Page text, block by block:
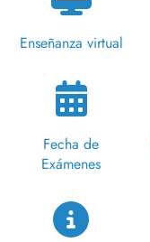
Enseñanza virtual
Fecha de
Exámenes